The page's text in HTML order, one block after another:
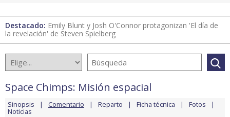
Destacado: Emily Blunt y Josh O'Connor protagonizan 'El día de
la revelación' de Steven Spielberg
Space Chimps: Misión espacial
Sinopsis Comentario Reparto Ficha técnica Fotos
Noticias